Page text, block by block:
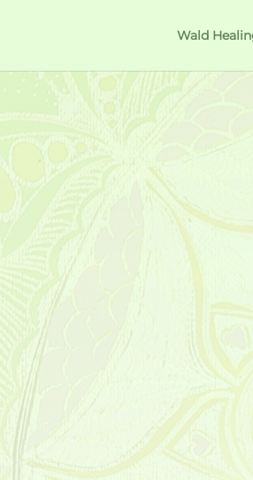
Wald